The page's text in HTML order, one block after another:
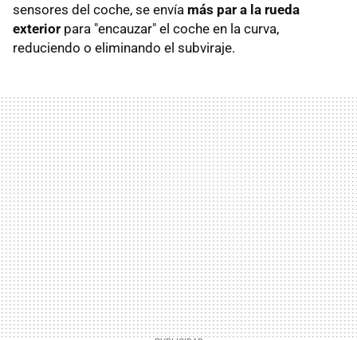
sensores del coche, se envía más par a la rueda
exterior para "encauzar" el coche en la curva,
reduciendo o eliminando el subviraje.